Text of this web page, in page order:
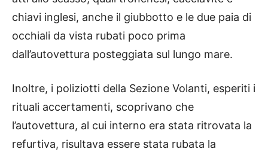
chiavi inglesi, anche il giubbotto e le due paia di
occhiali da vista rubati poco prima
dall’autovettura posteggiata sul lungo mare.
Inoltre, i poliziotti della Sezione Volanti, esperiti i
rituali accertamenti, scoprivano che
l’autovettura, al cui interno era stata ritrovata la
refurtiva, risultava essere stata rubata la